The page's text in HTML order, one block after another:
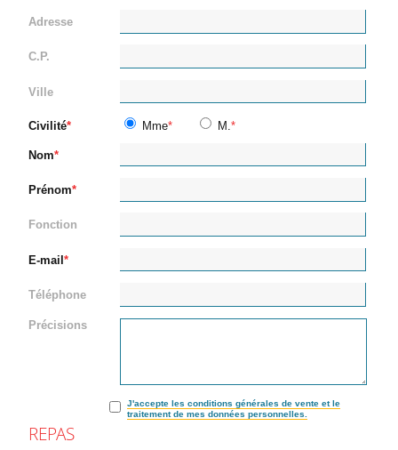
Adresse
C.P.
Ville
Civilité Mme M.
Nom
Prénom
Fonction
E-mail
Téléphone
Précisions
J'accepte les conditions générales de vente et le
traitement de mes données personnelles.
REPAS